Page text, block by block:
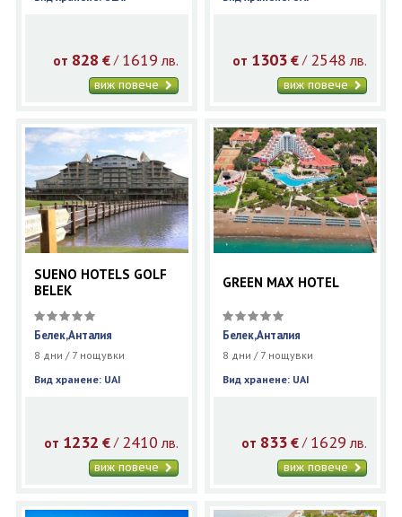
от 828 €/ 1619 лв.
виж повече
от 1303 € / 2548 лв.
виж повече
SUENO HOTELS GOLF
BELEK
Белек,Анталия
8 дни / 7 нощувки
Вид хранене: UAI
от 1232 €/ 2410 лв.
виж повече
GREEN MAX HOTEL
Белек,Анталия
8 дни / 7 нощувки
Вид хранене: UAI
от 833 € / 1629 лв.
виж повече